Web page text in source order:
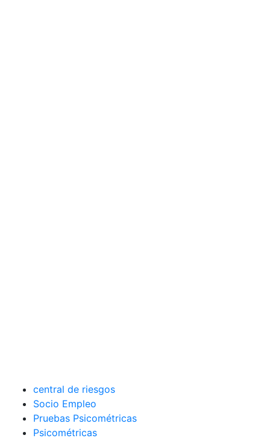
central de riesgos
Socio Empleo
Pruebas Psicométricas
Psicométricas